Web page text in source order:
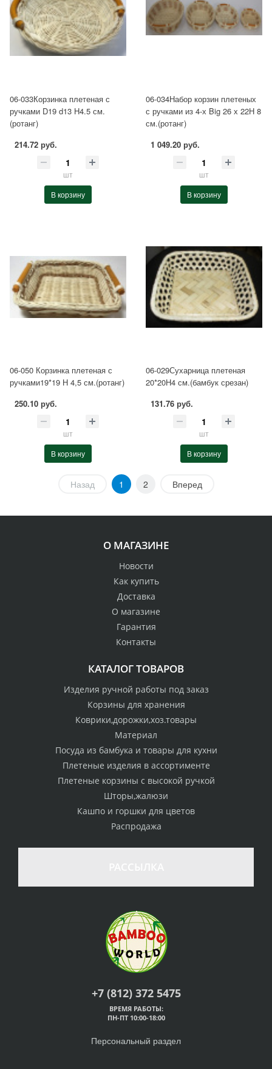
06-033Корзинка плетеная с
ручками D19 d13 H4.5 см.
(ротанг)
214.72 руб.
шт
В корзину
06-034Набор корзин плетеных
с ручками из 4-х Big 26 х 22Н 8
см.(ротанг)
1 049.20 руб.
шт
В корзину
06-050 Корзинка плетеная с
ручками19*19 Н 4,5 см.(ротанг)
250.10 руб.
шт
В корзину
06-029Сухарница плетеная
20*20Н4 см.(бамбук срезан)
131.76 руб.
шт
В корзину
Назад 1 2 Вперед
О МАГАЗИНЕ
Новости
Как купить
Доставка
О магазине
Гарантия
Контакты
КАТАЛОГ ТОВАРОВ
Изделия ручной работы под заказ
Корзины для хранения
Коврики,дорожки,хоз.товары
Материал
Посуда из бамбука и товары для кухни
Плетеные изделия в ассортименте
Плетеные корзины с высокой ручкой
Шторы,жалюзи
Кашпо и горшки для цветов
Распродажа
+7 (812) 372 5475
ВРЕМЯ РАБОТЫ:
ПН-ПТ 10:00-18:00
Персональный раздел